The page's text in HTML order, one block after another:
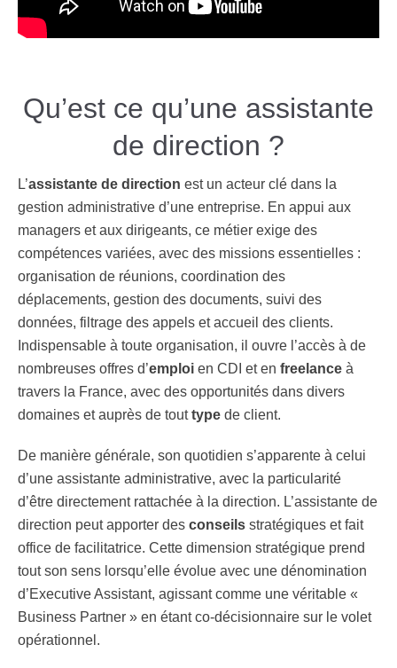
Qu’est ce qu’une assistante
de direction ?
L’assistante de direction est un acteur clé dans la
gestion administrative d’une entreprise. En appui aux
managers et aux dirigeants, ce métier exige des
compétences variées, avec des missions essentielles :
organisation de réunions, coordination des
déplacements, gestion des documents, suivi des
données, filtrage des appels et accueil des clients.
Indispensable à toute organisation, il ouvre l’accès à de
nombreuses offres d’emploi en CDI et en freelance à
travers la France, avec des opportunités dans divers
domaines et auprès de touttype de client.
De manière générale, son quotidien s’apparente à celui
d’une assistante administrative, avec la particularité
d’être directement rattachée à la direction. L’assistante de
direction peut apporter des conseils stratégiques et fait
office de facilitatrice. Cette dimension stratégique prend
tout son sens lorsqu’elle évolue avec une dénomination
d’Executive Assistant, agissant comme une véritable «
Business Partner » en étant co-décisionnaire sur le volet
opérationnel.